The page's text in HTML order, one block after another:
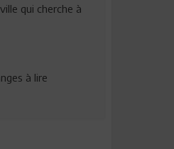
qui cherche à
à lire